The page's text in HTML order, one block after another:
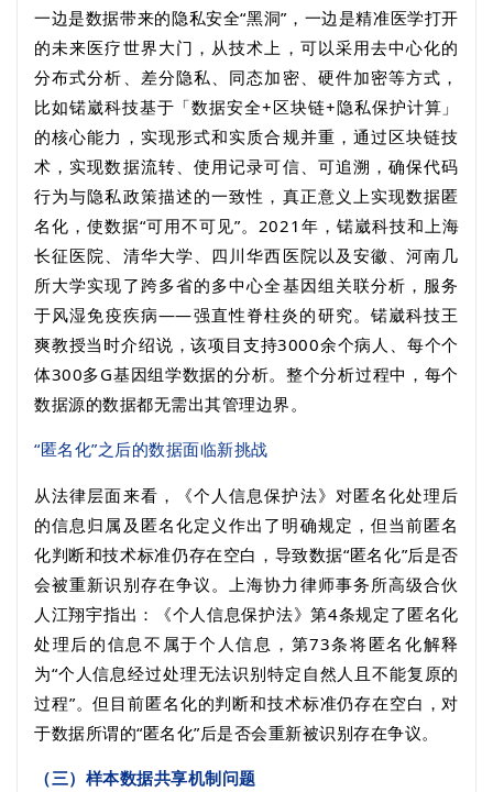
一边是数据带来的隐私安全“黑洞”，一边是精准医学打开
的未来医疗世界大门，从技术上，可以采用去中心化的
分布式分析、差分隐私、同态加密、硬件加密等方式，
比如锘崴科技基于「数据安全+区块链+隐私保护计算」
的核心能力，实现形式和实质合规并重，通过区块链技
术，实现数据流转、使用记录可信、可追溯，确保代码
行为与隐私政策描述的一致性，真正意义上实现数据匿
名化，使数据“可用不可见”。 2021 年，锘崴科技和上海
长征医院、清华大学、四川华西医院以及安徽、河南几
所大学实现了跨多省的多中心全基因组关联分析，服务
于风湿免疫疾病——强直性脊柱炎的研究。锘崴科技王
爽教授当时介绍说，该项目支持3000余个病人、每个个
体300多G基因组学数据的分析。整个分析过程中，每个
数据源的数据都无需出其管理边界。
“匿名化”之后的数据面临新挑战
从法律层面来看，《个人信息保护法》对匿名化处理后
的信息归属及匿名化定义作出了明确规定，但当前匿名
化判断和技术标准仍存在空白，导致数据“匿名化”后是否
会被重新识 别存在争议。上海协力律师事务所高级合伙
人江翔宇指出：《个人信息保护法》第4条规定了匿名化
处理后的信息不属于个人信息，第73条将匿名化解释
为“个人信息经过处理无法识别特定自然人且不能复原的
过程”。但目前匿名化的判断和技术标准仍存在空白，对
于数据所谓的“匿名化”后是否会重新被识别存在争议。
（三）样本数据共享机制问题